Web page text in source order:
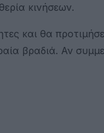
κινήσεων.
και θα
βραδιά. Αν